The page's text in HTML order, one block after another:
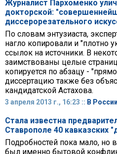
Журналист Пархоменко
докторской:
диссерорезательного
По словам энтузиаста,
нагло копировали и "плотно
ссылок на источники. В
заимствованы целые
копируется по абзацу -
диссертацию также без
кандидатской Астахова.
3 апреля 2013 г., 16:23 :: В России
Стала известна
Ставрополе 40 кавказских
Подробностей пока мало, но
был именно бытовой